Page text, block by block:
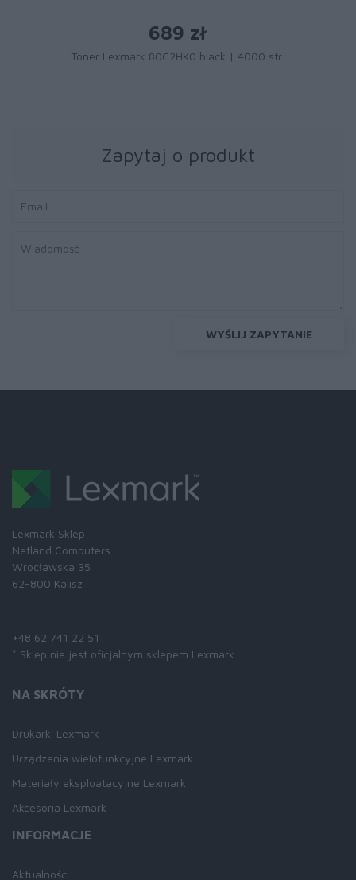
689 zł
Toner Lexmark 80C2HK0 black | 4000 str.
Zapytaj o produkt
WYŚLIJ ZAPYTANIE
Lexmark Sklep
Netland Computers
Wrocławska 35
62-800 Kalisz
+48 62 741 22 51
* Sklep nie jest oficjalnym sklepem Lexmark.
NA SKRÓTY
Drukarki Lexmark
Urządzenia wielofunkcyjne Lexmark
Materiały eksploatacyjne Lexmark
Akcesoria Lexmark
INFORMACJE
Aktualności